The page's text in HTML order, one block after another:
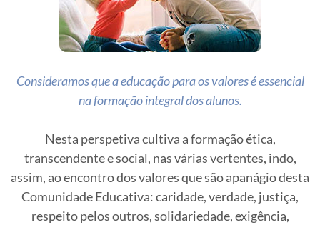
Consideramos que a educação para os valores é essencial
na formação integral dos alunos.
Nesta perspetiva cultiva a formação ética,
transcendente e social, nas várias vertentes, indo,
assim, ao encontro dos valores que são apanágio desta
Comunidade Educativa: caridade, verdade, justiça,
respeito pelos outros, solidariedade, exigência,